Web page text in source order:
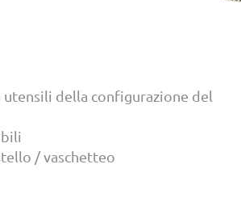
utensili della configurazione del
/ vaschetteo